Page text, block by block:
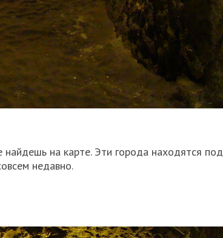
на карте. Эти города находятся под
недавно.